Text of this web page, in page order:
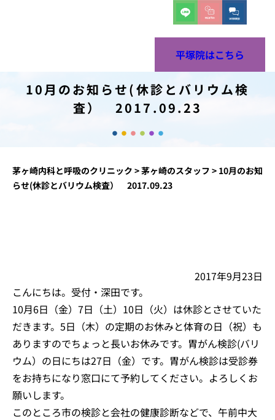
平塚院はこちら
10月のお知らせ(休診とバリウム検
査） 2017.09.23
茅ヶ崎内科と呼吸のクリニック >茅ヶ崎のスタッフ > 10月のお知
らせ(休診とバリウム検査） 2017.09.23
2017年9月23日
こんにちは。受付・深田です。
10月6日（金）7日（土）10日（火）は休診とさせていた
だきます。5日（木）の定期のお休みと体育の日（祝）も
ありますのでちょっと長いお休みです。胃がん検診(バリ
ウム）の日にちは27日（金）です。胃がん検診は受診券
をお持ちになり窓口にて予約してください。よろしくお
願いします。
このところ市の検診と会社の健康診断などで、午前中大